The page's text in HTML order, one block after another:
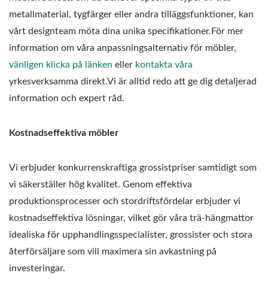
metallmaterial, tygfärger eller andra tilläggsfunktioner, kan
vårt designteam möta dina unika specifikationer.För mer
information om våra anpassningsalternativ för möbler,
vänligen klicka på länken eller kontakta våra
yrkesverksamma direkt.Vi är alltid redo att ge dig detaljerad
information och expert råd.
Kostnadseffektiva möbler
Vi erbjuder konkurrenskraftiga grossistpriser samtidigt som
vi säkerställer hög kvalitet. Genom effektiva
produktionsprocesser och stordriftsfördelar erbjuder vi
kostnadseffektiva lösningar, vilket gör våra trä-hängmattor
idealiska för upphandlingsspecialister, grossister och stora
återförsäljare som vill maximera sin avkastning på
investeringar.